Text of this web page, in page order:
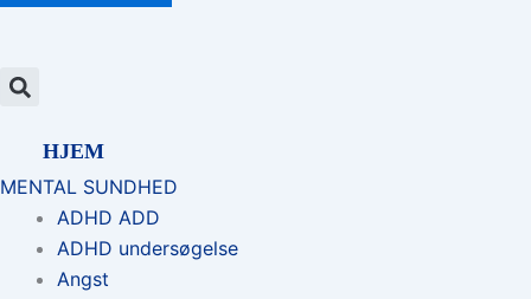
HJEM
MENTAL SUNDHED
ADHD ADD
ADHD undersøgelse
Angst